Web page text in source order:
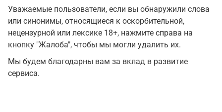
Уважаемые пользователи, если вы обнаружили слова
или синонимы, относящиеся к оскорбительной,
нецензурной или лексике 18+, нажмите справа на
кнопку "Жалоба", чтобы мы могли удалить их.
Мы будем благодарны вам за вклад в развитие
сервиса.